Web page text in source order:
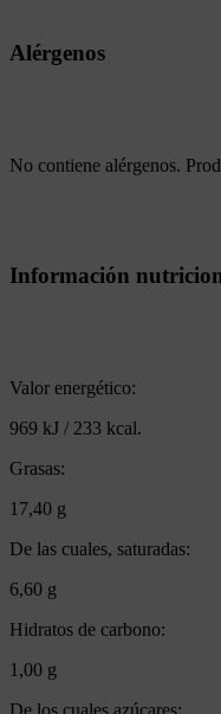
Alérgenos
No contiene alérgenos.
Información
Valor energético:
969 kJ / 233 kcal.
Grasas:
17,40 g
De las cuales, saturadas:
6,60 g
Hidratos de carbono:
1,00 g
De los cuales azúcares: